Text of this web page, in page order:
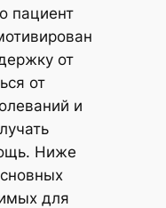
пациент
от
от
и
Ниже
для